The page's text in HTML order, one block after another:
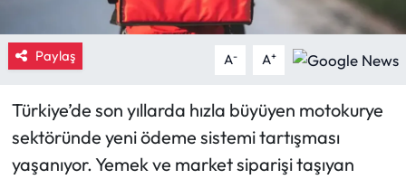
Paylaş A- A+
Türkiye’de son yıllarda hızla büyüyen motokurye
sektöründe yeni ödeme sistemi tartışması
yaşanıyor. Yemek ve market siparişi taşıyan
Kargı Haberleri
Kimdir?
Kültür Sanat
Laçin Haberleri